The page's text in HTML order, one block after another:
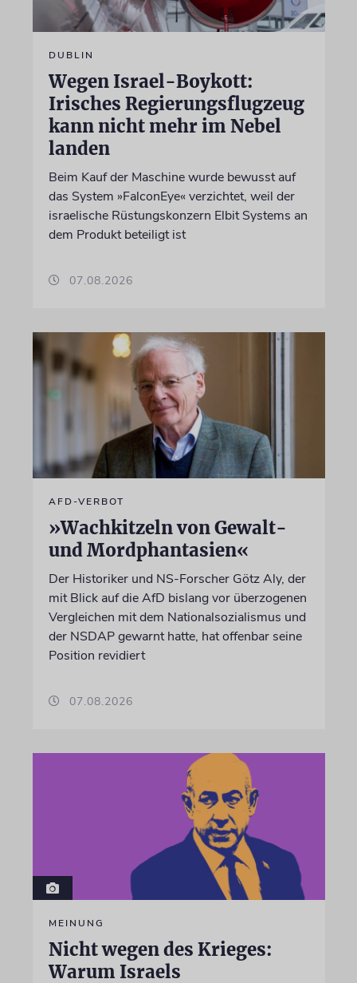
DUBLIN
Wegen Israel-Boykott:
Irisches Regierungsflugzeug
kann nicht mehr im Nebel
landen
Beim Kauf der Maschine wurde bewusst auf
das System »FalconEye« verzichtet, weil der
israelische Rüstungskonzern Elbit Systems an
dem Produkt beteiligt ist
07.08.2026
AFD-VERBOT
»Wachkitzeln von Gewalt-
und Mordphantasien«
Der Historiker und NS-Forscher Götz Aly, der
mit Blick auf die AfD bislang vor überzogenen
Vergleichen mit dem Nationalsozialismus und
der NSDAP gewarnt hatte, hat offenbar seine
Position revidiert
07.08.2026
MEINUNG
Nicht wegen des Krieges:
Warum Israels